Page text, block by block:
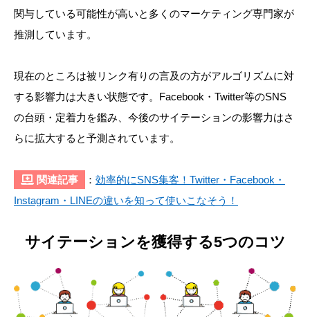
関与している可能性が高いと多くのマーケティング専門家が
推測しています。
現在のところは被リンク有りの言及の方がアルゴリズムに対
する影響力は大きい状態です。Facebook・Twitter等のSNS
の台頭・定着力を鑑み、今後のサイテーションの影響力はさ
らに拡大すると予測されています。
関連記事 ： 効率的にSNS集客！Twitter・Facebook・
Instagram・LINEの違いを知って使いこなそう！
サイテーションを獲得する5つのコツ